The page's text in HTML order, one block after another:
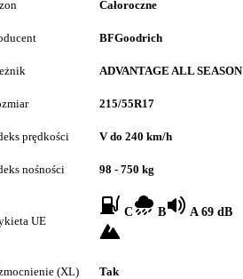
Całoroczne
BFGoodrich
ADVANTAGE ALL SEASON
215/55R17
prędkości V do 240 km/h
nośności 98 - 750 kg
UE
C B A 69 dB
(XL) Tak